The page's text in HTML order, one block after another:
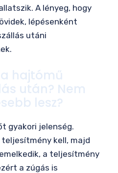
A lényeg, hogy
lépésenként
utáni
hajtómű
után? Nem
lesz?
gyakori jelenség.
teljesítmény kell, majd
a teljesítmény
a zúgás is